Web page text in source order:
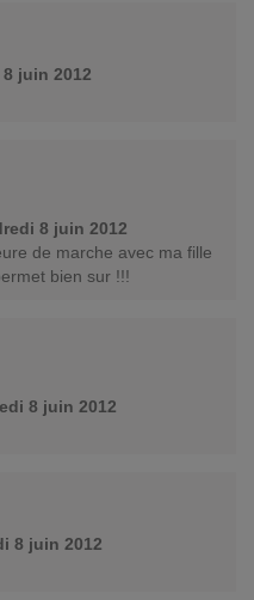
juin 2012
8 juin 2012
de marche avec ma fille
bien sur !!!
8 juin 2012
8 juin 2012